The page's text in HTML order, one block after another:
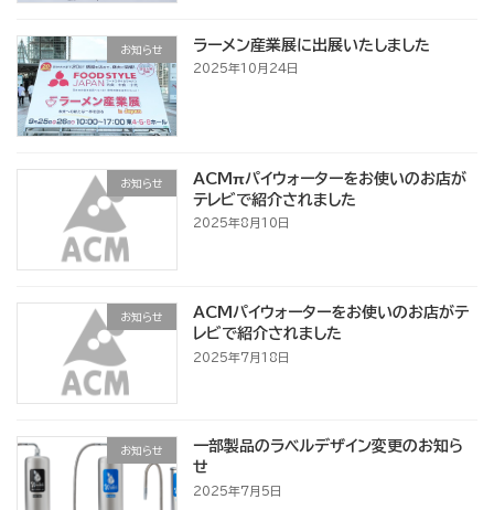
お知らせ ラーメン産業展に出展いたしました
2025年10月24日
お知らせ
ACMπパイウォーターをお使いのお店が
テレビで紹介されました
2025年8月10日
お知らせ
ACMパイウォーターをお使いのお店がテ
レビで紹介されました
2025年7月18日
お知らせ
一部製品のラベルデザイン変更のお知ら
せ
2025年7月5日